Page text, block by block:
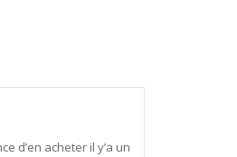
d’en acheter il y’a un